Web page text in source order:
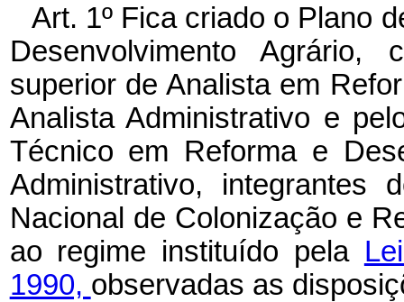
Art. 1º Fica criado o Plano
Desenvolvimento
superior de Analista em
Analista Administrativo e
Técnico em Reforma e
Administrativo,
Nacional de Colonização e
ao regime instituído pela
1990, observadas as